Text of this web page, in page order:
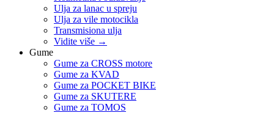
Ulja za lanac u spreju
Ulja za vile motocikla
Transmisiona ulja
Vidite više →
Gume
Gume za CROSS motore
Gume za KVAD
Gume za POCKET BIKE
Gume za SKUTERE
Gume za TOMOS